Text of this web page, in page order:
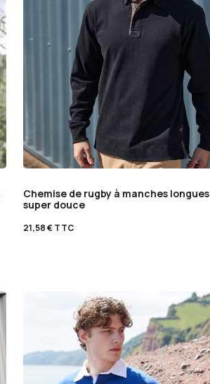
Chemise de rugby à manches longues
super douce
21,58€TTC